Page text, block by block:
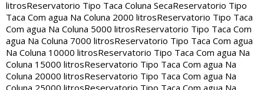
litrosReservatorio Tipo Taca Coluna SecaReservatorio Tipo
Taca Com agua Na Coluna 2000 litrosReservatorio Tipo Taca
Com agua Na Coluna 5000 litrosReservatorio Tipo Taca Com
agua Na Coluna 7000 litrosReservatorio Tipo Taca Com agua
Na Coluna 10000 litrosReservatorio Tipo Taca Com agua Na
Coluna 15000 litrosReservatorio Tipo Taca Com agua Na
Coluna 20000 litrosReservatorio Tipo Taca Com agua Na